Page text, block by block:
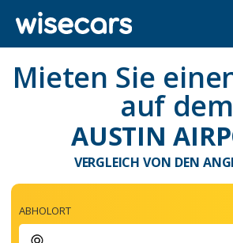
Mieten Sie
auf dem
AUSTIN
VERGLEICH VON DEN
ABHOLORT